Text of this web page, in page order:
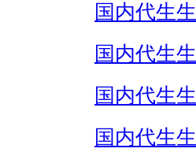
国内代生
国内代生
国内代生
国内代生